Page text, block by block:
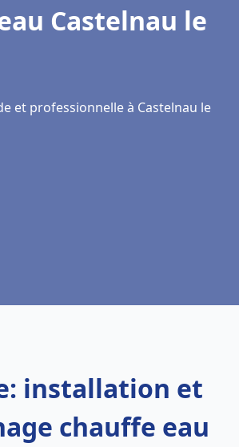
Castelnau le
et professionnelle à Castelnau le
installation et
chauffe eau